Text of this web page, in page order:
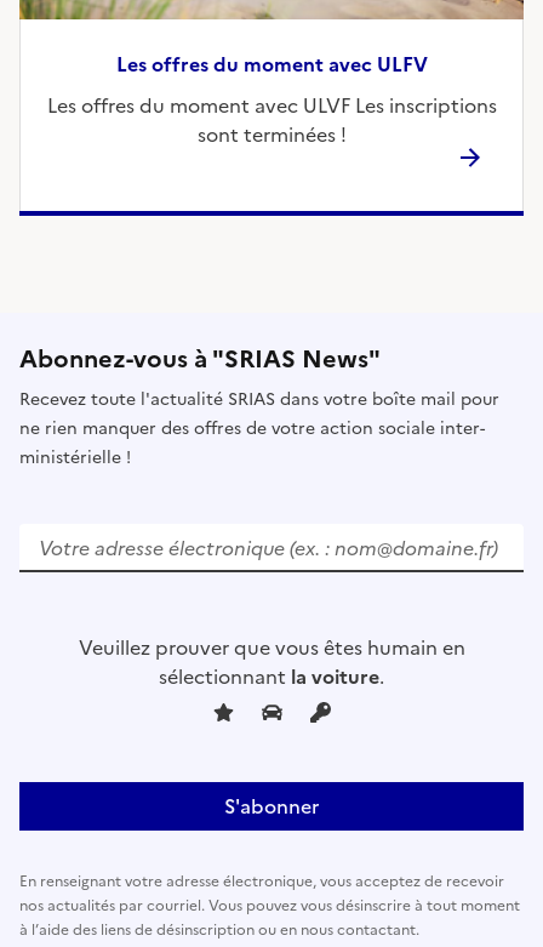
Les offres du moment avec ULFV
Les offres du moment avec ULVF Les inscriptions
sont terminées !
Abonnez-vous à "SRIAS News"
Recevez toute l'actualité SRIAS dans votre boîte mail pour
ne rien manquer des offres de votre action sociale inter-
ministérielle !
u
s
e
r
Veuillez prouver que vous êtes humain en
sélectionnant la voiture.
En renseignant votre adresse électronique, vous acceptez de recevoir
nos actualités par courriel. Vous pouvez vous désinscrire à tout moment
à l’aide des liens de désinscription ou en nous contactant.